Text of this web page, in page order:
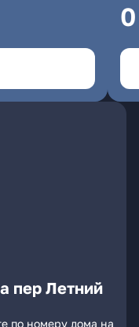
0
пер Летний
по номеру дома на